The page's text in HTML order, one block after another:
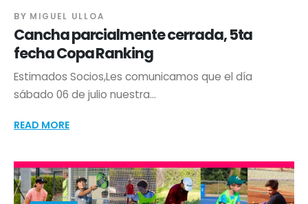
BY MIGUEL ULLOA
Cancha parcialmente cerrada, 5ta
fecha Copa Ranking
Estimados Socios,Les comunicamos que el día
sábado 06 de julio nuestra...
READ MORE